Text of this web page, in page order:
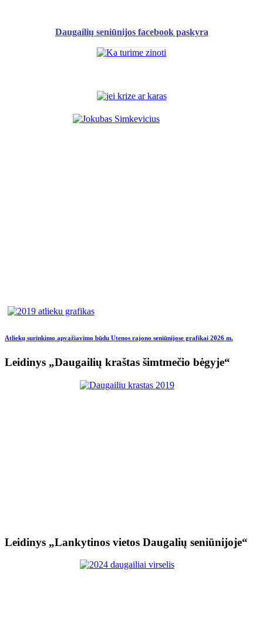
Daugailių seniūnijos facebook paskyra
Atliekų surinkimo apvažiavimo būdu Utenos rajono seniūnijose grafikai 2026 m.
Leidinys „Daugailių kraštas šimtmečio bėgyje“
Leidinys „Lankytinos vietos Daugalių seniūnijoje“